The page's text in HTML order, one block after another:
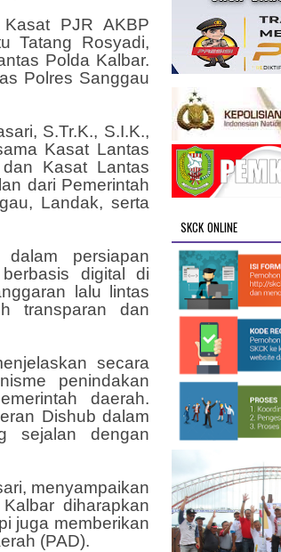
PJR AKBP
Tatang Rosyadi,
Polda Kalbar.
Polres Sanggau
S.Tr.K., S.I.K.,
Kasat Lantas
Kasat Lantas
dari Pemerintah
Landak, serta
persiapan
digital di
lalu lintas
transparan dan
secara
penindakan
daerah.
Dishub dalam
sejalan dengan
menyampaikan
diharapkan
juga memberikan
(PAD).
SKCK ONLINE